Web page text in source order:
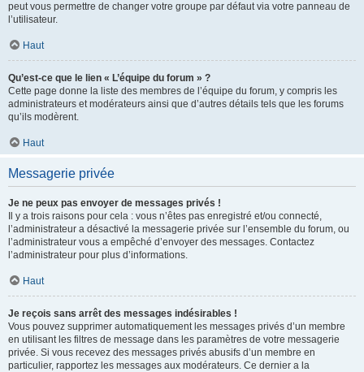
peut vous permettre de changer votre groupe par défaut via votre panneau de
l’utilisateur.
Haut
Qu’est-ce que le lien « L’équipe du forum » ?
Cette page donne la liste des membres de l’équipe du forum, y compris les
administrateurs et modérateurs ainsi que d’autres détails tels que les forums
qu’ils modèrent.
Haut
Messagerie privée
Je ne peux pas envoyer de messages privés !
Il y a trois raisons pour cela : vous n’êtes pas enregistré et/ou connecté,
l’administrateur a désactivé la messagerie privée sur l’ensemble du forum, ou
l’administrateur vous a empêché d’envoyer des messages. Contactez
l’administrateur pour plus d’informations.
Haut
Je reçois sans arrêt des messages indésirables !
Vous pouvez supprimer automatiquement les messages privés d’un membre
en utilisant les filtres de message dans les paramètres de votre messagerie
privée. Si vous recevez des messages privés abusifs d’un membre en
particulier, rapportez les messages aux modérateurs. Ce dernier a la